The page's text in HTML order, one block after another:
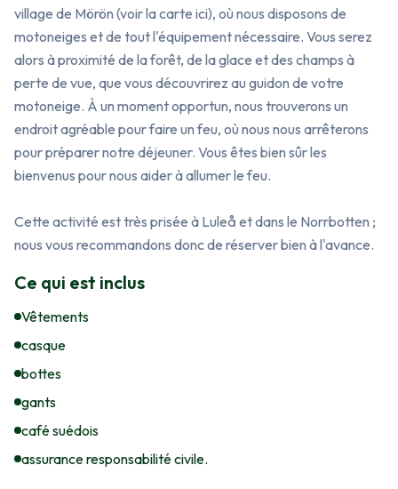
village de Mörön (voir la carte ici), où nous disposons de
motoneiges et de tout l'équipement nécessaire. Vous serez
alors à proximité de la forêt, de la glace et des champs à
perte de vue, que vous découvrirez au guidon de votre
motoneige. À un moment opportun, nous trouverons un
endroit agréable pour faire un feu, où nous nous arrêterons
pour préparer notre déjeuner. Vous êtes bien sûr les
bienvenus pour nous aider à allumer le feu.
Cette activité est très prisée à Luleå et dans le Norrbotten ;
nous vous recommandons donc de réserver bien à l'avance.
Ce qui est inclus
Vêtements
casque
bottes
gants
café suédois
assurance responsabilité civile.